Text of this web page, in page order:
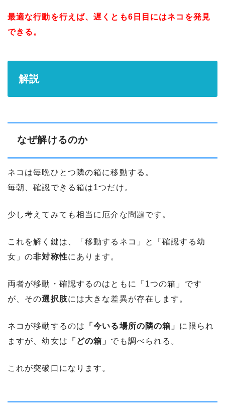
最適な行動を行えば、遅くとも6日目にはネコを発見
できる。
解説
なぜ解けるのか
ネコは毎晩ひとつ隣の箱に移動する。
毎朝、確認できる箱は1つだけ。
少し考えてみても相当に厄介な問題です。
これを解く鍵は、「移動するネコ」と「確認する幼
女」の非対称性にあります。
両者が移動・確認するのはともに「1つの箱」です
が、その選択肢には大きな差異が存在します。
ネコが移動するのは 「今いる場所の隣の箱」 に限られ
ますが、幼女は
「どの箱」 でも調べられる。
これが突破口になります。